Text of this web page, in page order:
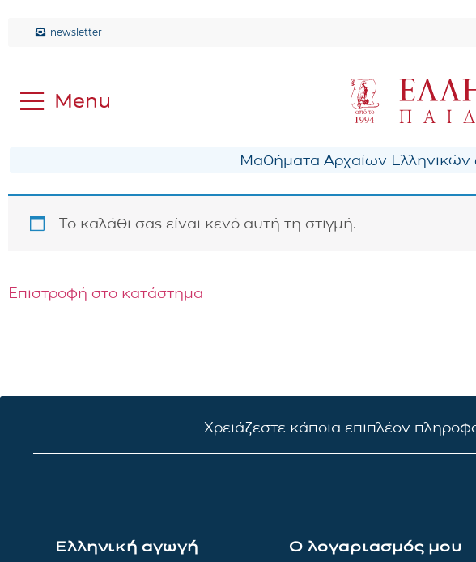
newsletter
Μαθήματα Αρχαίων Ελληνικών
Το καλάθι σας είναι κενό αυτή τη στιγμή.
Επιστροφή στο κατάστημα
Χρειάζεστε κάποια επιπλέον
Ελληνική αγωγή Ο λογαριασμός μου